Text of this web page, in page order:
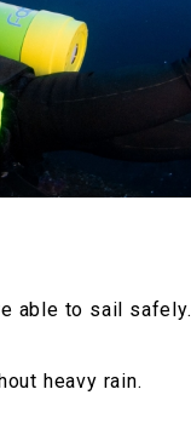
able to sail safely.
heavy rain.